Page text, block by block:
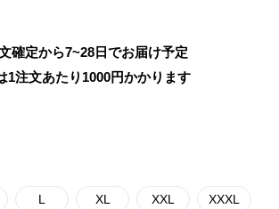
確定から7~28日でお届け予定
1注文あたり 1000円かかります
L XL XXL XXXL